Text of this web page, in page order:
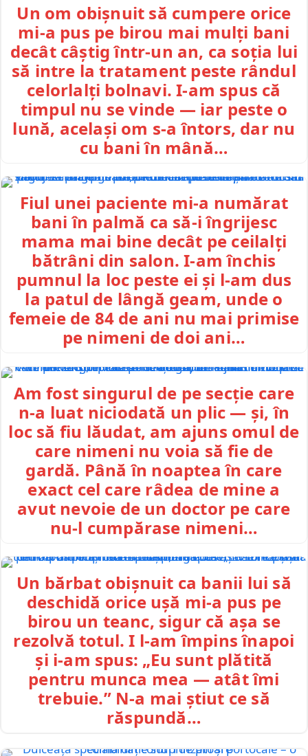
Un om obișnuit să cumpere orice
mi-a pus pe birou mai mulți bani
decât câștig într-un an, ca soția lui
să intre la tratament peste rândul
celorlalți bolnavi. I-am spus că
timpul nu se vinde — iar peste o
lună, același om s-a întors, dar nu
cu bani în mână…
Fiul unei paciente mi-a numărat
bani în palmă ca să-i îngrijesc
mama mai bine decât pe ceilalți
bătrâni din salon. I-am închis
pumnul la loc peste ei și l-am dus
la patul de lângă geam, unde o
femeie de 84 de ani nu mai primise
pe nimeni de doi ani…
Am fost singurul de pe secție care
n-a luat niciodată un plic — și, în
loc să fiu lăudat, am ajuns omul de
care nimeni nu voia să fie de
gardă. Până în noaptea în care
exact cel care râdea de mine a
avut nevoie de un doctor pe care
nu-l cumpărase nimeni…
Un bărbat obișnuit ca banii lui să
deschidă orice ușă mi-a pus pe
birou un teanc, sigur că așa se
rezolvă totul. I l-am împins înapoi
și i-am spus: „Eu sunt plătită
pentru munca mea — atât îmi
trebuie.” N-a mai știut ce să
răspundă…